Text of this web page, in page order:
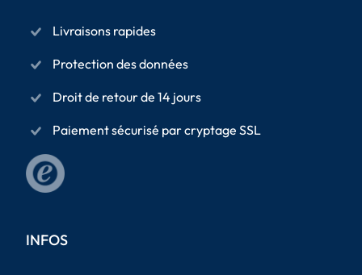
Livraisons rapides
Protection des données
Droit de retour de 14 jours
Paiement sécurisé par cryptage SSL
INFOS